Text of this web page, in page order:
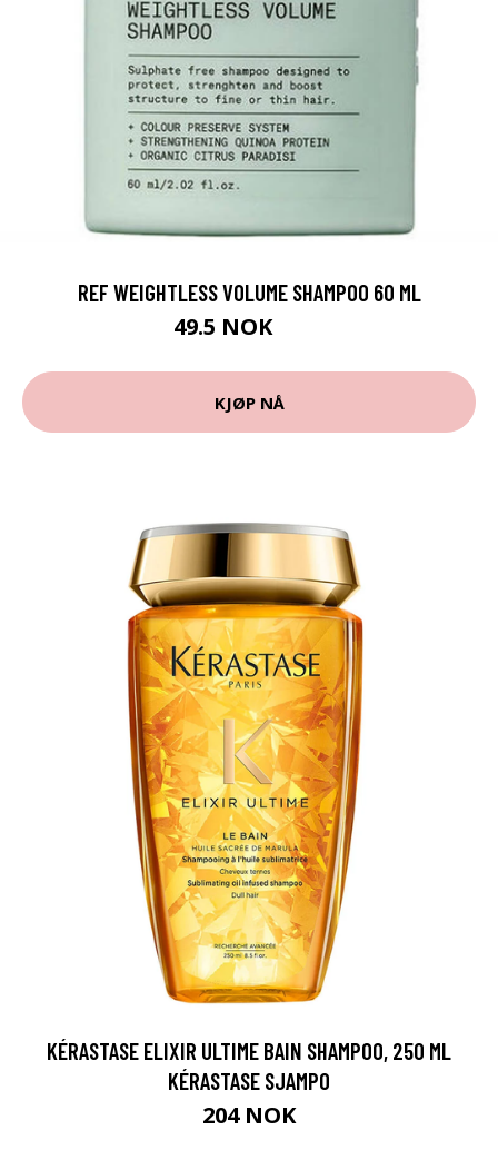
REF WEIGHTLESS VOLUME SHAMPOO 60 ML
49.5 NOK
KJØP NÅ
KÉRASTASE ELIXIR ULTIME BAIN SHAMPOO, 250 ML
KÉRASTASE SJAMPO
204 NOK